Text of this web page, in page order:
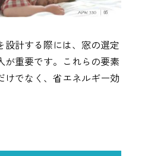
設計する際には、窓の選定
が重要です。これらの要素
けでなく、省エネルギー効